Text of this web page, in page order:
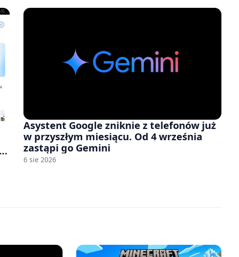
Asystent Google zniknie z telefonów już
w przyszłym miesiącu. Od 4 września
zastąpi go Gemini
6 sie 2026